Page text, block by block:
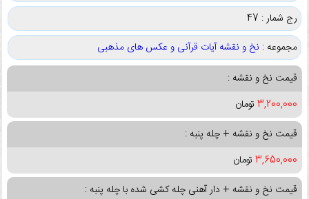
رج شمار : 47
مجموعه : نخ و نقشه آیات قرآنی و عکس های مذهبی
قیمت نخ و نقشه :
3,200,000 تومان
قیمت نخ و نقشه + چله پنبه :
3,650,000 تومان
قیمت نخ و نقشه + دار آهنی چله کشی شده با چله پنبه :